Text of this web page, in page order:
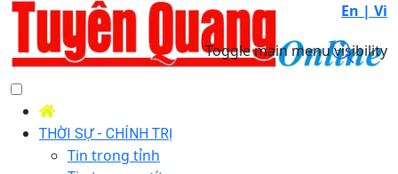
En | Vi
Toggle main menu visibility
THỜI SỰ - CHÍNH TRỊ
Tin trong tỉnh